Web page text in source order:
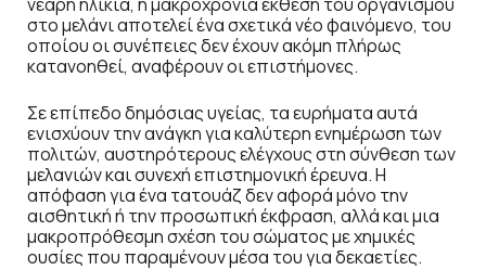
στο μελάνι αποτελεί ένα σχετικά νέο φαινόμενο, του
οποίου οι συνέπειες δεν έχουν ακόμη πλήρως
κατανοηθεί, αναφέρουν οι επιστήμονες.
Σε επίπεδο δημόσιας υγείας, τα ευρήματα αυτά
ενισχύουν την ανάγκη για καλύτερη ενημέρωση των
πολιτών, αυστηρότερους ελέγχους στη σύνθεση των
μελανιών και συνεχή επιστημονική έρευνα. Η
απόφαση για ένα τατουάζ δεν αφορά μόνο την
αισθητική ή την προσωπική έκφραση, αλλά και μια
μακροπρόθεσμη σχέση του σώματος με χημικές
ουσίες που παραμένουν μέσα του για δεκαετίες.